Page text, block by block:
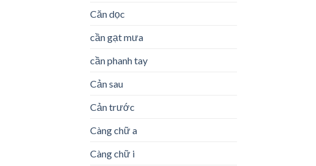
Căn dọc
cần gạt mưa
cần phanh tay
Cản sau
Cản trước
Càng chữ a
Càng chữ i